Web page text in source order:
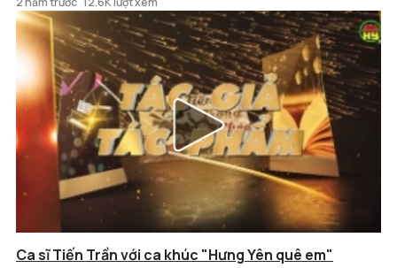
Ca sĩ Tiến Trần với ca khúc "Hưng Yên quê em"